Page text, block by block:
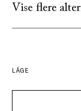
Vise flere
LÅGE